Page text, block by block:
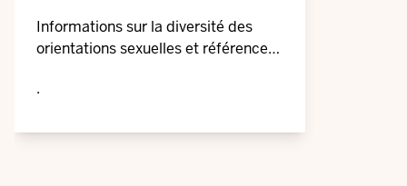
Informations sur la diversité des
orientations sexuelles et références
.